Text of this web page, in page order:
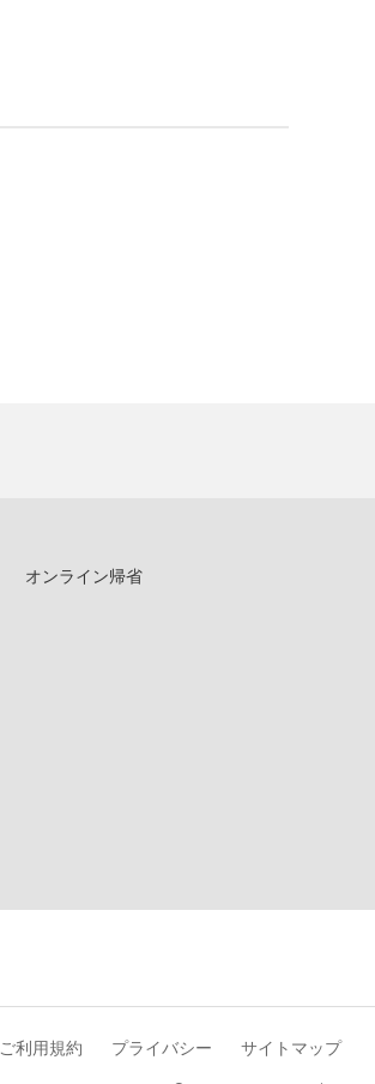
オンライン帰省
ご利用規約 プライバシー サイトマップ